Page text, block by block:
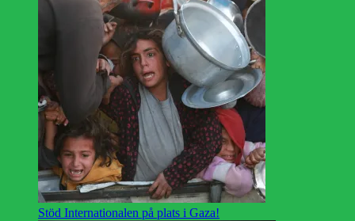
Stöd Internationalen på plats i Gaza!